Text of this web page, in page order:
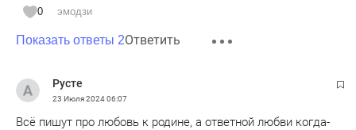
0 эмодзи
Показать ответы 2Ответить
Русте
23 Июля 202406:07
Всё пишут про любовь к родине, а ответной любви когда-